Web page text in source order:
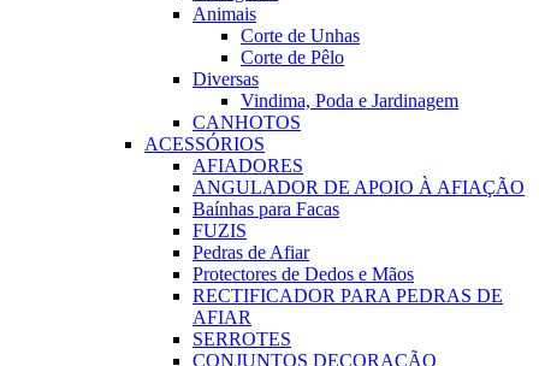
Animais
Corte de Unhas
Corte de Pêlo
Diversas
Vindima, Poda e Jardinagem
CANHOTOS
ACESSÓRIOS
AFIADORES
ANGULADOR DE APOIO À AFIAÇÃO
Baínhas para Facas
FUZIS
Pedras de Afiar
Protectores de Dedos e Mãos
RECTIFICADOR PARA PEDRAS DE
AFIAR
SERROTES
CONJUNTOS DECORAÇÃO